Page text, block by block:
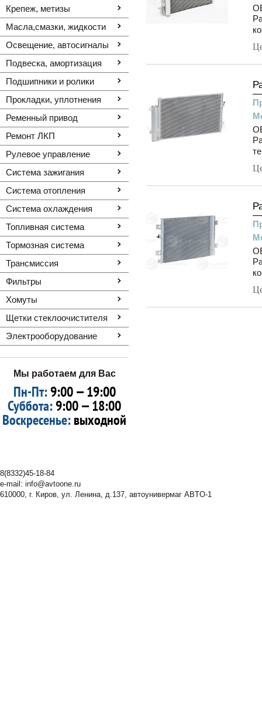
Крепеж, метизы
Масла,смазки, жидкости
Освещение, автоcигналы
Подвеска, амортизация
Подшипники и ролики
Прокладки, уплотнения
Ременный привод
Ремонт ЛКП
Рулевое управление
Система зажигания
Система отопления
Система охлаждения
Топливная система
Тормозная система
Трансмиссия
Фильтры
Хомуты
Щетки стеклоочистителя
Электрооборудование
Мы работаем для Вас
Пн-Пт:9:00 — 19:00
Суббота:9:00 — 18:00
Воскресенье:выходной
8(8332)45-18-84
e-mail: info@avtoone.ru
610000, г. Киров, ул. Ленина, д.137, автоунивермаг ABTO-1